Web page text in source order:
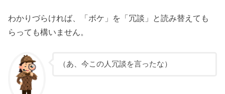
わかりづらければ、「ボケ」を「冗談」と読み替えても
らっても構いません。
（あ、今この人冗談を言ったな）